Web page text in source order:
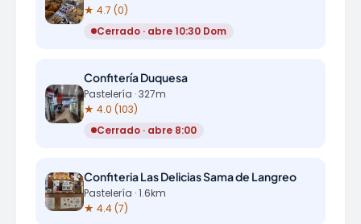
★ 4.7 (0)
Cerrado · abre 10:30 Dom
Confitería Duquesa
Pastelería · 327m
★ 4.0 (103)
Cerrado · abre 8:00
Confiteria Las Delicias Sama de Langreo
Pastelería · 1.6km
★ 4.4 (7)